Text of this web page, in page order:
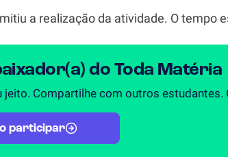
a realização da atividade. O tempo
do Toda Matéria
jeito. Compartilhe com outros estudantes.
participar